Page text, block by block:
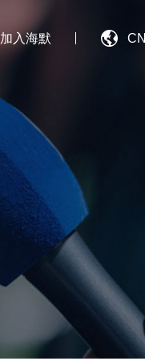
加入海默  CN